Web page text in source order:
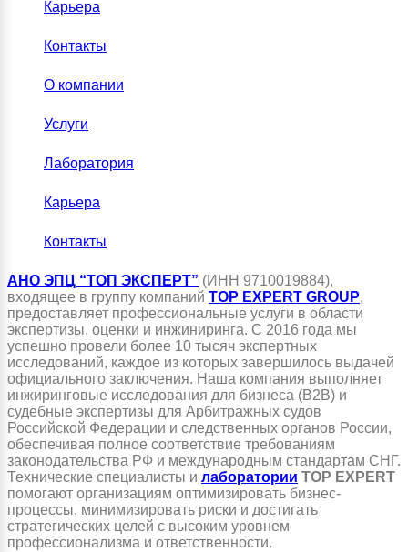
Карьера
Контакты
О компании
Услуги
Лаборатория
Карьера
Контакты
АНО ЭПЦ “ТОП ЭКСПЕРТ” (ИНН 9710019884),
входящее в группу компаний TOP EXPERT GROUP,
предоставляет профессиональные услуги в области
экспертизы, оценки и инжиниринга. С 2016 года мы
успешно провели более 10 тысяч экспертных
исследований, каждое из которых завершилось выдачей
официального заключения. Наша компания выполняет
инжиринговые исследования для бизнеса (B2B) и
судебные экспертизы для Арбитражных судов
Российской Федерации и следственных органов России,
обеспечивая полное соответствие требованиям
законодательства РФ и международным стандартам СНГ.
Технические специалисты и лаборатории TOP EXPERT
помогают организациям оптимизировать бизнес-
процессы, минимизировать риски и достигать
стратегических целей с высоким уровнем
профессионализма и ответственности.